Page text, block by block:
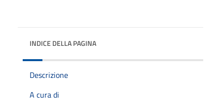
INDICE DELLA PAGINA
Descrizione
A cura di